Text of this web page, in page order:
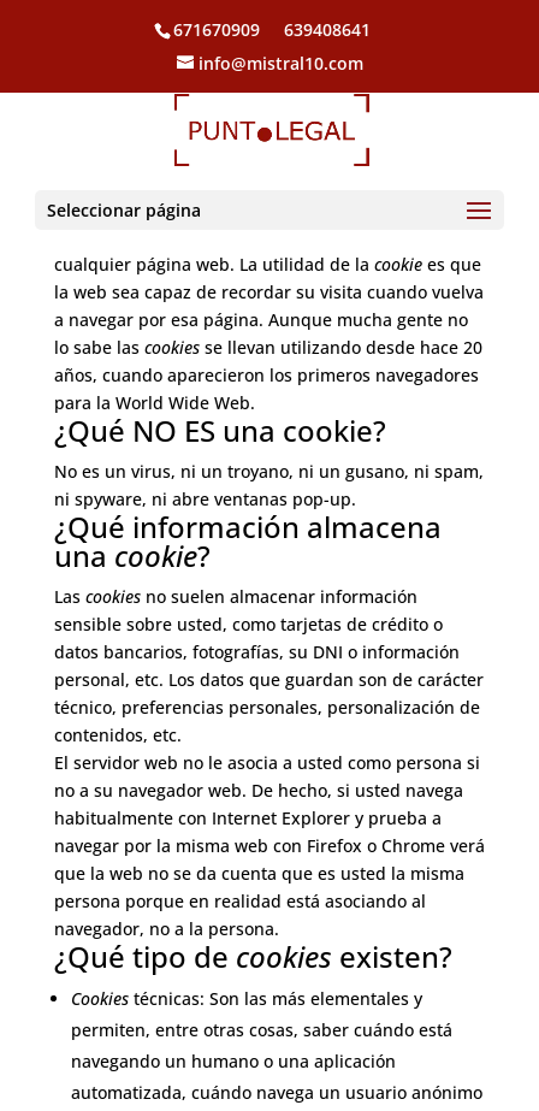
671670909
639408641
info@mistral10.com
Seleccionar página
¿Qué es una cookie?
Unacookiees un fichero de texto
que se
cualquier página web. La utilidad de la cookiees que
la web sea capaz de recordar su visita cuando vuelva
a navegar por esa página. Aunque mucha gente no
lo sabe las cookiesse llevan utilizando desde hace 20
años, cuando aparecieron los primeros navegadores
para la World Wide Web.
¿Qué NO ES una cookie?
No es un virus, ni un troyano, ni un gusano, ni spam,
ni spyware, ni abre ventanas pop-up.
¿Qué información almacena
una cookie?
Las cookiesno suelen almacenar información
sensible sobre usted, como tarjetas de crédito o
datos bancarios, fotografías, su DNI o información
personal, etc. Los datos que guardan son de carácter
técnico, preferencias personales, personalización de
contenidos, etc.
El servidor web no le asocia a usted como persona si
no a su navegador web. De hecho, si usted navega
habitualmente con Internet Explorer y prueba a
navegar por la misma web con Firefox o Chrome verá
que la web no se da cuenta que es usted la misma
persona porque en realidad está asociando al
navegador, no a la persona.
¿Qué tipo de cookies existen?
Cookiestécnicas: Son las más elementales y
permiten, entre otras cosas, saber cuándo está
navegando un humano o una aplicación
automatizada, cuándo navega un usuario anónimo